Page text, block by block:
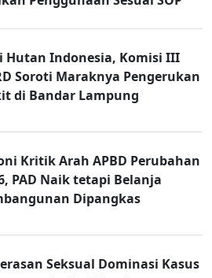
Hutan Indonesia, Komisi III
Soroti Maraknya Pengerukan
di Bandar Lampung
Kritik Arah APBD Perubahan
PAD Naik tetapi Belanja
Dipangkas
Seksual Dominasi Kasus